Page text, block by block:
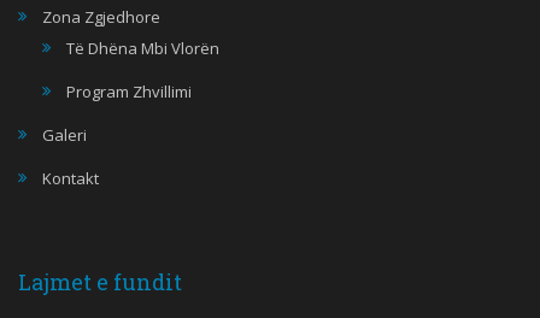
Zona Zgjedhore
Të Dhëna Mbi Vlorën
Program Zhvillimi
Galeri
Kontakt
Lajmet e fundit